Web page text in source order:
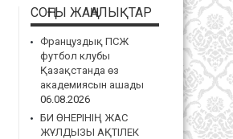
СОҢҒЫ ЖАҢАЛЫҚТАР
Француздық ПСЖ
футбол клубы
Қазақстанда өз
академиясын ашады
06.08.2026
БИ ӨНЕРІНІҢ ЖАС
ЖҰЛДЫЗЫ АҚТІЛЕК